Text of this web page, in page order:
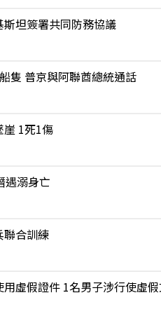
坦簽署共同防務協議
隻 普京與阿聯酋總統通話
崖 1死1傷
遇溺身亡
聯合訓練
虛假證件 1名男子涉行使虛